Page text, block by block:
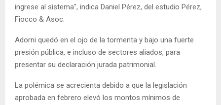
ingrese al sistema", indica Daniel Pérez, del estudio Pérez,
Fiocco & Asoc.
Adorni quedó en el ojo de la tormenta y bajo una fuerte
presión pública, e incluso de sectores aliados, para
presentar su declaración jurada patrimonial.
La polémica se acrecienta debido a que la legislación
aprobada en febrero elevó los montos mínimos de